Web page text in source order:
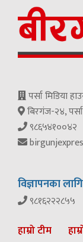
पर्सा मिडिया
बिरगंज-२४, पर्सा
९८६५४१००४२
विज्ञापनका लागि
९८१६२२२८५५
हाम्रो टीम